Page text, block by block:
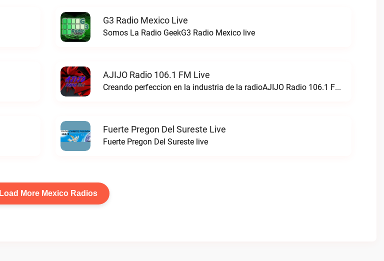
G3 Radio Mexico Live
Somos La Radio GeekG3 Radio Mexico live
AJIJO Radio 106.1 FM Live
Creando perfeccion en la industria de la radioAJIJO Radio 106.1 FM live
Fuerte Pregon Del Sureste Live
Fuerte Pregon Del Sureste live
Load More Mexico Radios